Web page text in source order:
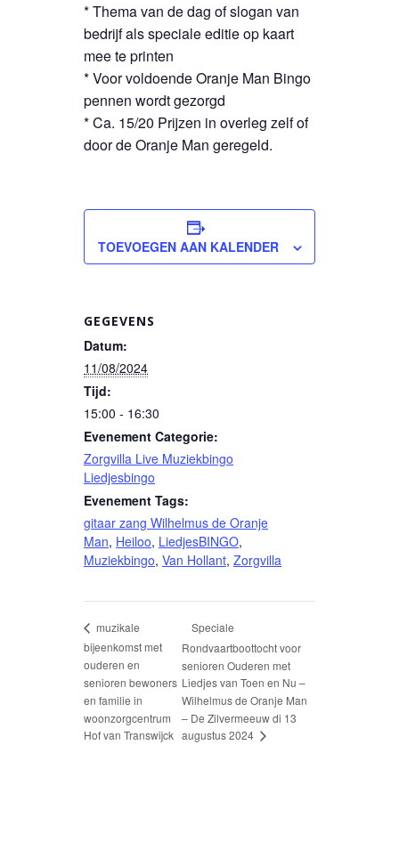
* Thema van de dag of slogan van
bedrijf als speciale editie op kaart
mee te printen
* Voor voldoende Oranje Man Bingo
pennen wordt gezorgd
* Ca. 15/20 Prijzen in overleg zelf of
door de Oranje Man geregeld.
TOEVOEGEN AAN KALENDER
GEGEVENS
Datum:
11/08/2024
Tijd:
15:00 - 16:30
Evenement Categorie:
Zorgvilla Live Muziekbingo
Liedjesbingo
Evenement Tags:
gitaar zang Wilhelmus de Oranje
Man, Heiloo, LiedjesBINGO,
Muziekbingo, Van Hollant, Zorgvilla
muzikale
bijeenkomst met
ouderen en
senioren bewoners
en familie in
woonzorgcentrum
Hof van Transwijck
Speciale
Rondvaartboottocht voor
senioren Ouderen met
Liedjes van Toen en Nu –
Wilhelmus de Oranje Man
– De Zilvermeeuw di 13
augustus 2024